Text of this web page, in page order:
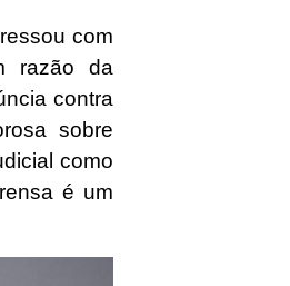
com
razão da
contra
sobre
como
é um